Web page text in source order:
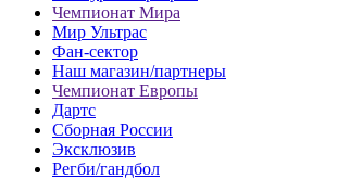
Чемпионат Мира
Мир Ультрас
Фан-cектор
Наш магазин/партнеры
Чемпионат Европы
Дартс
Сборная России
Эксклюзив
Регби/гандбол